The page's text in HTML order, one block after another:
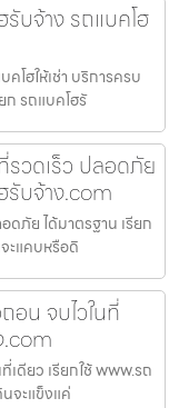
รับจ้าง รถแบคโฮ
โฮให้เช่า บริการครบ
ก รถแบคโฮรั
รวดเร็ว ปลอดภัย
รับจ้าง.com
ดภัย ได้มาตรฐาน เรียก
ะแคบหรือดิ
อน จบไวในที่
.com
เดียว เรียกใช้ www.รถ
จะแข็งแค่